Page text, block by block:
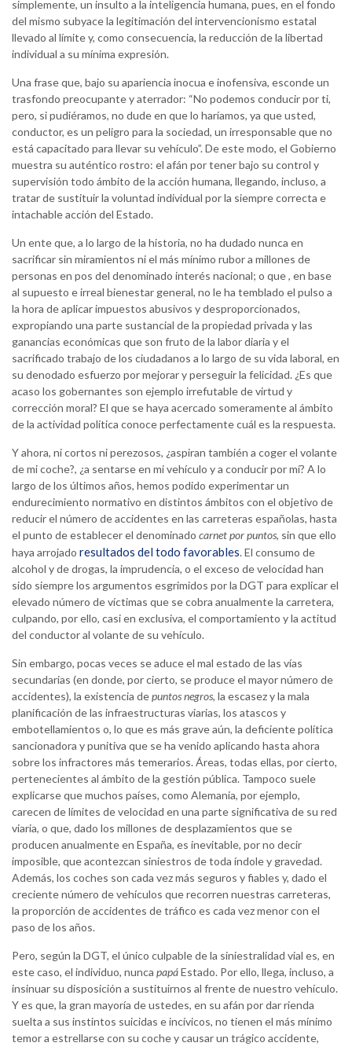
simplemente, un insulto a la inteligencia humana, pues, en el fondo
del mismo subyace la legitimación del intervencionismo estatal
llevado al límite y, como consecuencia, la reducción de la libertad
individual a su mínima expresión.
Una frase que, bajo su apariencia inocua e inofensiva, esconde un
trasfondo preocupante y aterrador: “No podemos conducir por ti,
pero, si pudiéramos, no dude en que lo haríamos, ya que usted,
conductor, es un peligro para la sociedad, un irresponsable que no
está capacitado para llevar su vehículo”. De este modo, el Gobierno
muestra su auténtico rostro: el afán por tener bajo su control y
supervisión todo ámbito de la acción humana, llegando, incluso, a
tratar de sustituir la voluntad individual por la siempre correcta e
intachable acción del Estado.
Un ente que, a lo largo de la historia, no ha dudado nunca en
sacrificar sin miramientos ni el más mínimo rubor a millones de
personas en pos del denominado interés nacional; o que , en base
al supuesto e irreal bienestar general, no le ha temblado el pulso a
la hora de aplicar impuestos abusivos y desproporcionados,
expropiando una parte sustancial de la propiedad privada y las
ganancias económicas que son fruto de la labor diaria y el
sacrificado trabajo de los ciudadanos a lo largo de su vida laboral, en
su denodado esfuerzo por mejorar y perseguir la felicidad. ¿Es que
acaso los gobernantes son ejemplo irrefutable de virtud y
corrección moral? El que se haya acercado someramente al ámbito
de la actividad política conoce perfectamente cuál es la respuesta.
Y ahora, ni cortos ni perezosos, ¿aspiran también a coger el volante
de mi coche?, ¿a sentarse en mi vehículo y a conducir por mí? A lo
largo de los últimos años, hemos podido experimentar un
endurecimiento normativo en distintos ámbitos con el objetivo de
reducir el número de accidentes en las carreteras españolas, hasta
el punto de establecer el denominado carnet por puntos, sin que ello
haya arrojado resultados del todo favorables. El consumo de
alcohol y de drogas, la imprudencia, o el exceso de velocidad han
sido siempre los argumentos esgrimidos por la DGT para explicar el
elevado número de víctimas que se cobra anualmente la carretera,
culpando, por ello, casi en exclusiva, el comportamiento y la actitud
del conductor al volante de su vehículo.
Sin embargo, pocas veces se aduce el mal estado de las vías
secundarias (en donde, por cierto, se produce el mayor número de
accidentes), la existencia depuntos negros, la escasez y la mala
planificación de las infraestructuras viarias, los atascos y
embotellamientos o, lo que es más grave aún, la deficiente política
sancionadora y punitiva que se ha venido aplicando hasta ahora
sobre los infractores más temerarios. Áreas, todas ellas, por cierto,
pertenecientes al ámbito de la gestión pública. Tampoco suele
explicarse que muchos países, como Alemania, por ejemplo,
carecen de límites de velocidad en una parte significativa de su red
viaria, o que, dado los millones de desplazamientos que se
producen anualmente en España, es inevitable, por no decir
imposible, que acontezcan siniestros de toda índole y gravedad.
Además, los coches son cada vez más seguros y fiables y, dado el
creciente número de vehículos que recorren nuestras carreteras,
la proporción de accidentes de tráfico es cada vez menor con el
paso de los años.
Pero, según la DGT, el único culpable de la siniestralidad vial es, en
este caso, el individuo, nunca papáEstado. Por ello, llega, incluso, a
insinuar su disposición a sustituirnos al frente de nuestro vehículo.
Y es que, la gran mayoría de ustedes, en su afán por dar rienda
suelta a sus instintos suicidas e incívicos, no tienen el más mínimo
temor a estrellarse con su coche y causar un trágico accidente,